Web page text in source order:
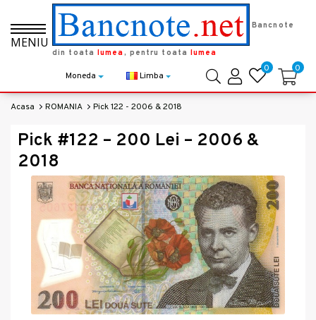
MENIU
Bancnote
din toata lumea , pentru toata lumea
Moneda Limba
0 0
Acasa ROMANIA Pick 122 - 2006 & 2018
Pick #122 – 200 Lei – 2006 &
2018